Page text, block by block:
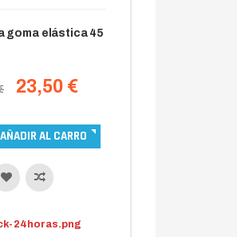
goma elástica 45
23,50 €